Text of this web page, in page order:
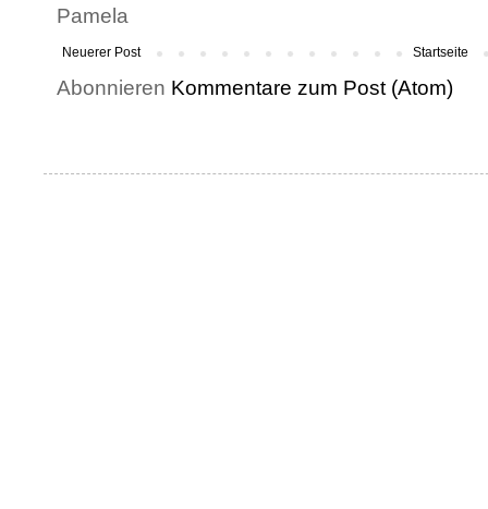
Pamela
Neuerer Post Startseite
Abonnieren Kommentare zum Post (Atom)